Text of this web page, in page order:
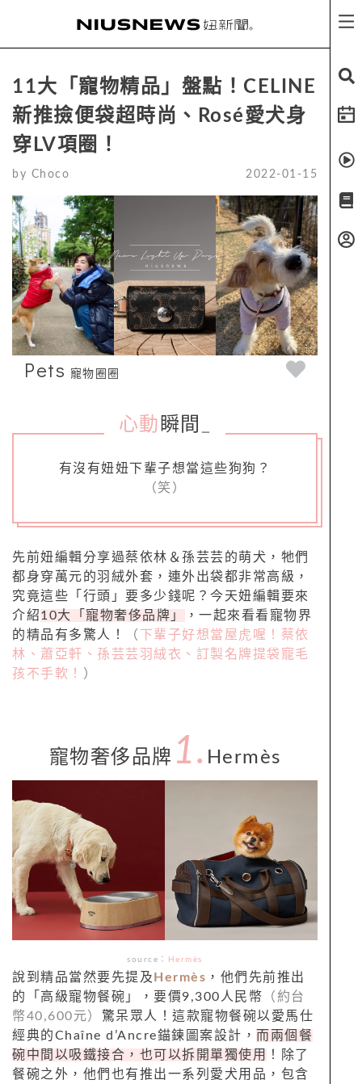
11大「寵物精品」盤點！CELINE
新推撿便袋超時尚、Rosé愛犬身
穿LV項圈！
by Choco 2022-01-15
Pets 寵物圈圈
心動 瞬間
有沒有妞妞下輩子想當這些狗狗？
（笑）
先前妞編輯分享過蔡依林＆孫芸芸的萌犬，牠們
都身穿萬元的羽絨外套，連外出袋都非常高級，
究竟這些「行頭」要多少錢呢？今天妞編輯要來
介紹10大「寵物奢侈品牌」
，一起來看看寵物界
的精品有多驚人！
（
下輩子好想當屋虎喔！蔡依
林、蕭亞軒、孫芸芸羽絨衣、訂製名牌提袋寵毛
孩不手軟！
）
寵物奢侈品牌 1. Hermès
source： Hermès
說到精品當然要先提及 Hermès ，他們先前推出
的「高級寵物餐碗」，要價9,300人民幣
（約台
幣40,600元） 驚呆眾人！這款寵物餐碗以愛馬仕
經典的Chaîne d’Ancre錨鍊圖案設計， 而兩個餐
碗中間以吸鐵接合，也可以拆開單獨使用
！除了
餐碗之外，他們也有推出一系列愛犬用品，包含